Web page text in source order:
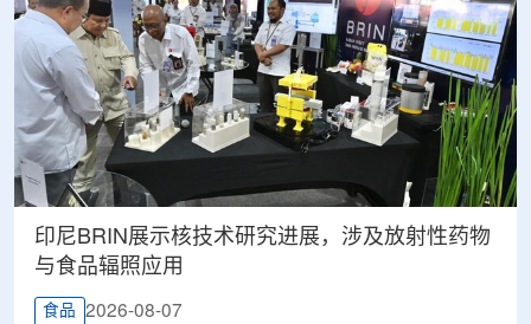
印尼BRIN展示核技术研究进展，涉及放射性药物
与食品辐照应用
食品 2026-08-07